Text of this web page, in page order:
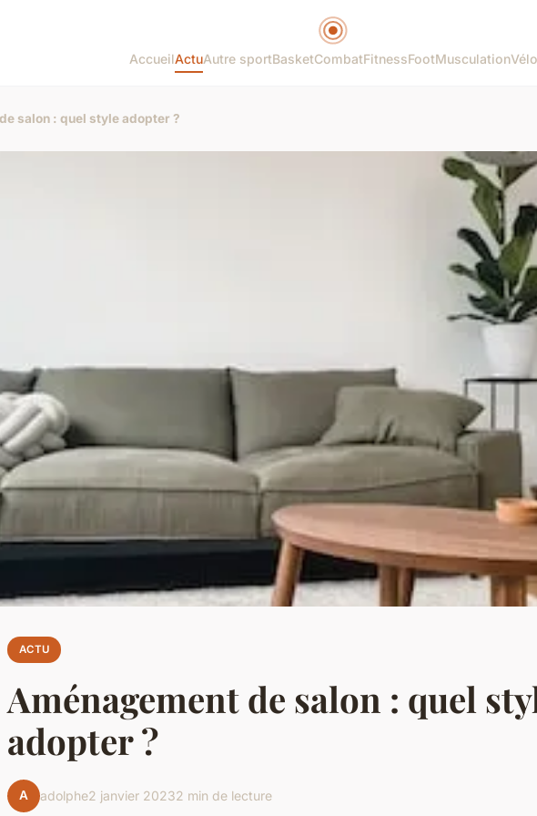
AccueilActuAutre sportBasketCombatFitnessFootMusculationVélo
salon : quel style adopter ?
ACTU
Aménagement de salon : quel
adopter ?
A adolphe2 janvier 20232 min de lecture